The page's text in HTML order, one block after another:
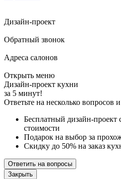
Дизайн-проект
Обратный звонок
Адреса салонов
Открыть меню
Дизайн-проект кухни
за 5 минут!
Ответьте на несколько вопросов
Бесплатный дизайн-проект
стоимости
Подарок на выбор за
Скидку до 50% на заказ
Ответить на вопросы
Закрыть